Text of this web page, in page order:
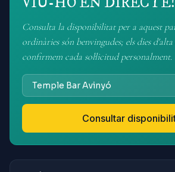
Consulta la disponibilitat per a aquest
ordinàries són benvingudes; els dies
confirmem cada sol·licitud personalment.
Consultar